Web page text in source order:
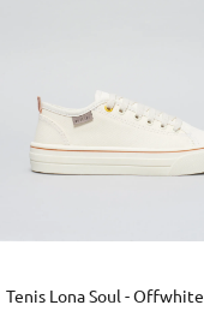
Tenis Lona Soul - Offwhite